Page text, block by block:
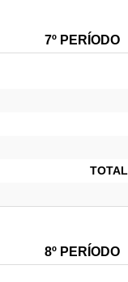
7º PERÍODO
TOTAL
8º PERÍODO